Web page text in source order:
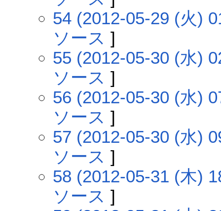
54 (2012-05-29 (火)
ソース ]
55 (2012-05-30 (水)
ソース ]
56 (2012-05-30 (水)
ソース ]
57 (2012-05-30 (水)
ソース ]
58 (2012-05-31 (木)
ソース ]